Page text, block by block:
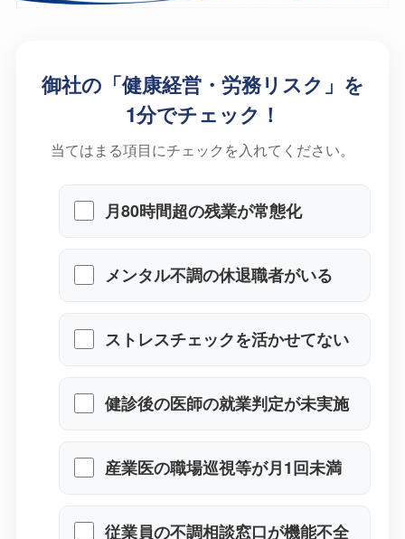
御社の「健康経営・労務リスク」を
1分でチェック！
当てはまる項目にチェックを入れてください。
い
健診後の医師の就業判定が未実